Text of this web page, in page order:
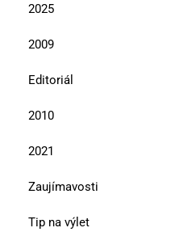
2025
2009
Editoriál
2010
2021
Zaujímavosti
Tip na výlet